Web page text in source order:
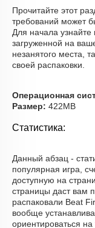
Прочитайте этот
требований может
Для начала
загруженной на
незанятого места,
своей распаковки.
Операционная
Размер: 422MB
Статистика:
Данный абзац -
популярная игра,
доступную на
страницы даст вам
распаковали Beat
вообще
ориентироваться